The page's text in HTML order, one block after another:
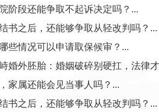
阶段还能争取不起诉决定吗？...
书之后，还能够争取从轻改判吗？...
些情况可以申请取保候审？...
婚外胚胎：婚姻破碎别硬扛，法律
家属还能会见当事人吗？...
书之后，还能够争取从轻改判吗？...